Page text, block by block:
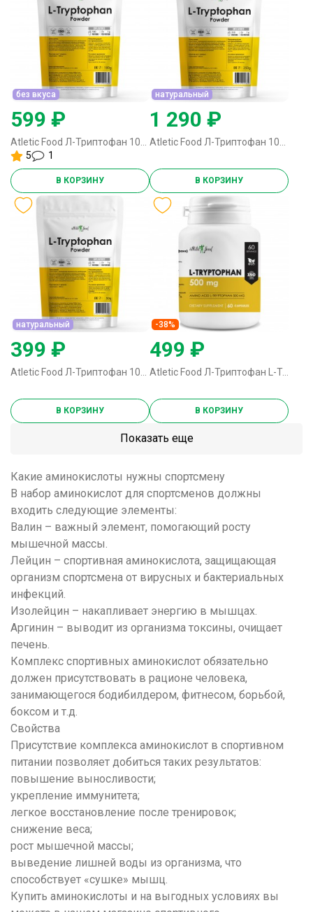
без вкуса
599 ₽
5
1
В КОРЗИНУ
натуральный
1 290 ₽
В КОРЗИНУ
натуральный
399 ₽
В КОРЗИНУ
-38%
499 ₽
Atletic Food Л-Триптофан L-Tryptophan 500 mg - 60 капсул
В КОРЗИНУ
Показать еще
Какие аминокислоты нужны спортсмену
В набор аминокислот для спортсменов должны
входить следующие элементы:
Валин – важный элемент, помогающий росту
мышечной массы.
Лейцин – спортивная аминокислота, защищающая
организм спортсмена от вирусных и бактериальных
инфекций.
Изолейцин – накапливает энергию в мышцах.
Аргинин – выводит из организма токсины, очищает
печень.
Комплекс спортивных аминокислот обязательно
должен присутствовать в рационе человека,
занимающегося бодибилдером, фитнесом, борьбой,
боксом и т.д.
Свойства
Присутствие комплекса аминокислот в спортивном
питании позволяет добиться таких результатов:
повышение выносливости;
укрепление иммунитета;
легкое восстановление после тренировок;
снижение веса;
рост мышечной массы;
выведение лишней воды из организма, что
способствует «сушке» мышц.
Купить аминокислоты и на выгодных условиях вы